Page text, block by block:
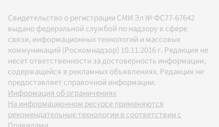
Свидетельство о регистрации СМИ Эл № ФС77-67642
выдано федеральной службой по надзору в сфере
связи, информационных технологий и массовых
коммуникаций (Роскомнадзор) 10.11.2016 г. Редакция не
несет ответственности за достоверность информации,
содержащейся в рекламных объявлениях. Редакция не
предоставляет справочной информации.
Информация об ограничениях
На информационном ресурсе применяются
рекомендательные технологии в соответствии с